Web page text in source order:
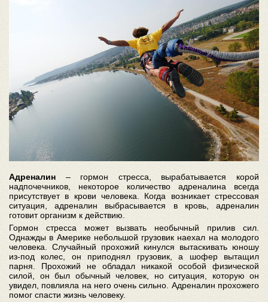
Адреналин – гормон стресса, вырабатывается корой
надпочечников, некоторое количество адреналина всегда
присутствует в крови человека. Когда возникает стрессовая
ситуация, адреналин выбрасывается в кровь, адреналин
готовит организм к действию.
Гормон стресса может вызвать необычный прилив сил.
Однажды в Америке небольшой грузовик наехал на молодого
человека. Случайный прохожий кинулся вытаскивать юношу
из-под колес, он приподнял грузовик, а шофер вытащил
парня. Прохожий не обладал никакой особой физической
силой, он был обычный человек, но ситуация, которую он
увидел, повлияла на него очень сильно. Адреналин прохожего
помог спасти жизнь человеку.